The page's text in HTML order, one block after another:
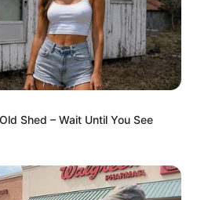
Shed – Wait Until You See